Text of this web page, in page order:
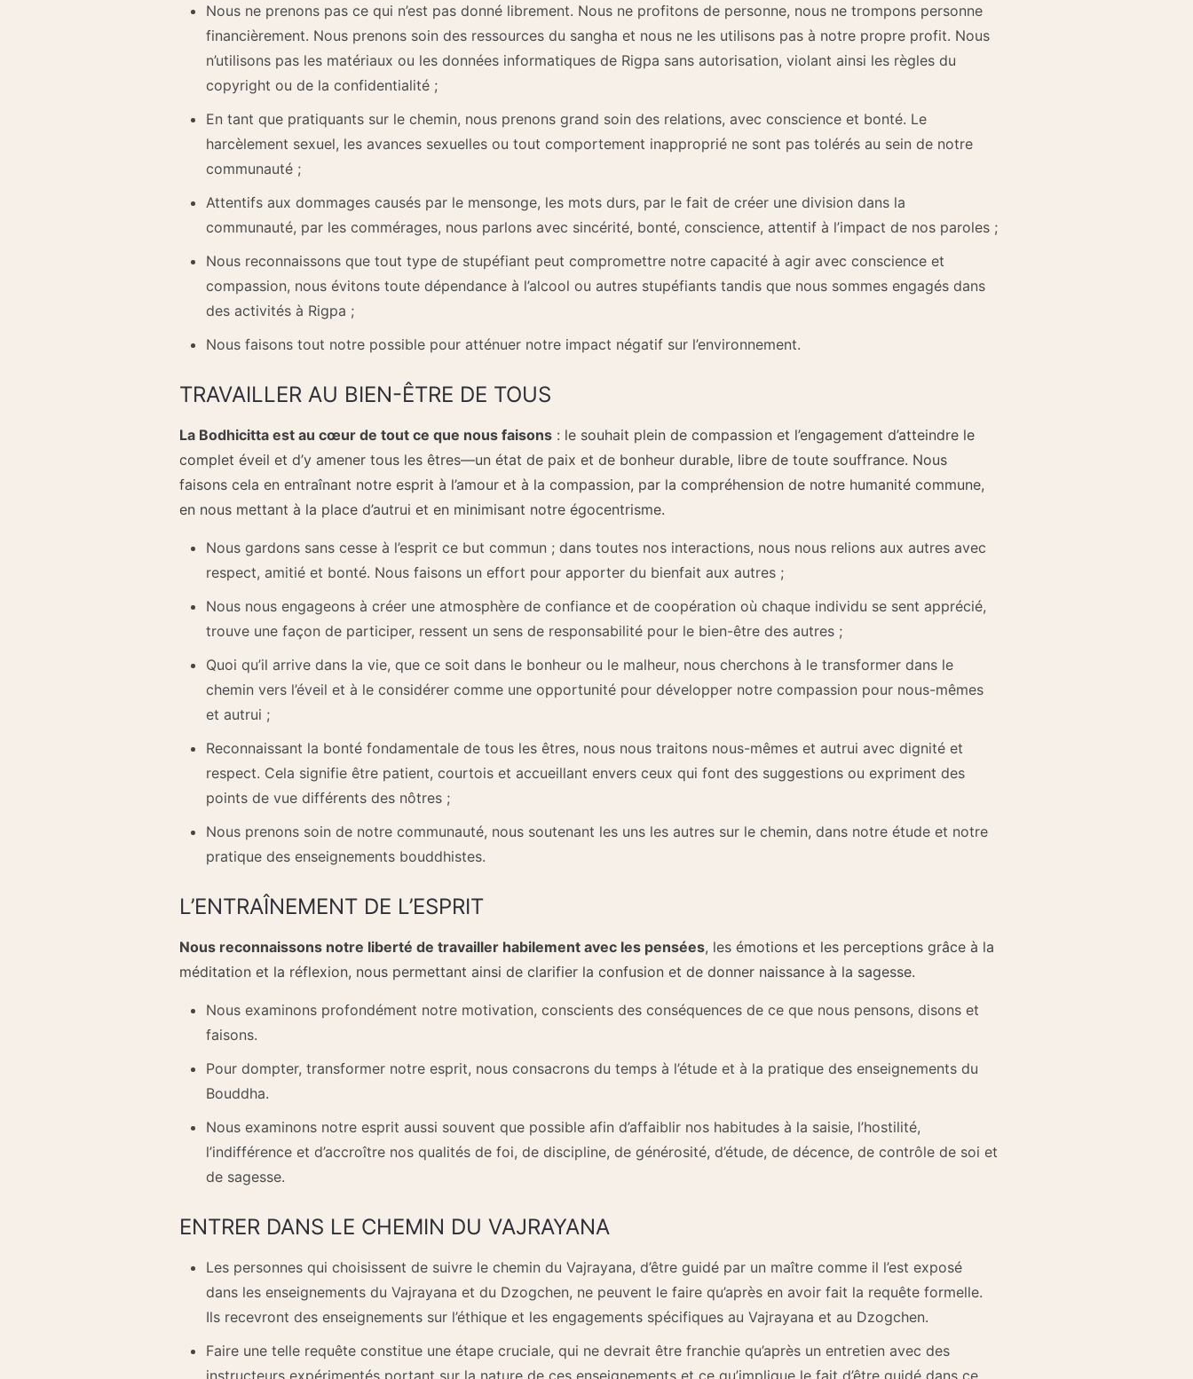
Nous ne prenons pas ce qui n’est pas donné librement. Nous ne profitons de personne, nous ne trompons personne
financièrement. Nous prenons soin des ressources du sangha et nous ne les utilisons pas à notre propre profit. Nous
n’utilisons pas les matériaux ou les données informatiques de Rigpa sans autorisation, violant ainsi les règles du
copyright ou de la confidentialité ;
En tant que pratiquants sur le chemin, nous prenons grand soin des relations, avec conscience et bonté. Le
harcèlement sexuel, les avances sexuelles ou tout comportement inapproprié ne sont pas tolérés au sein de notre
communauté ;
Attentifs aux dommages causés par le mensonge, les mots durs, par le fait de créer une division dans la
communauté, par les commérages, nous parlons avec sincérité, bonté, conscience, attentif à l’impact de nos paroles ;
Nous reconnaissons que tout type de stupéfiant peut compromettre notre capacité à agir avec conscience et
compassion, nous évitons toute dépendance à l’alcool ou autres stupéfiants tandis que nous sommes engagés dans
des activités à Rigpa ;
Nous faisons tout notre possible pour atténuer notre impact négatif sur l’environnement.
TRAVAILLER AU BIEN-ÊTRE DE TOUS
La Bodhicitta est au cœur de tout ce que nous faisons: le souhait plein de compassion et l’engagement d’atteindre le
complet éveil et d’y amener tous les êtres—un état de paix et de bonheur durable, libre de toute souffrance. Nous
faisons cela en entraînant notre esprit à l’amour et à la compassion, par la compréhension de notre humanité commune,
en nous mettant à la place d’autrui et en minimisant notre égocentrisme.
Nous gardons sans cesse à l’esprit ce but commun ; dans toutes nos interactions, nous nous relions aux autres avec
respect, amitié et bonté. Nous faisons un effort pour apporter du bienfait aux autres ;
Nous nous engageons à créer une atmosphère de confiance et de coopération où chaque individu se sent apprécié,
trouve une façon de participer, ressent un sens de responsabilité pour le bien-être des autres ;
Quoi qu’il arrive dans la vie, que ce soit dans le bonheur ou le malheur, nous cherchons à le transformer dans le
chemin vers l’éveil et à le considérer comme une opportunité pour développer notre compassion pour nous-mêmes
et autrui ;
Reconnaissant la bonté fondamentale de tous les êtres, nous nous traitons nous-mêmes et autrui avec dignité et
respect. Cela signifie être patient, courtois et accueillant envers ceux qui font des suggestions ou expriment des
points de vue différents des nôtres ;
Nous prenons soin de notre communauté, nous soutenant les uns les autres sur le chemin, dans notre étude et notre
pratique des enseignements bouddhistes.
L’ENTRAÎNEMENT DE L’ESPRIT
Nous reconnaissons notre liberté de travailler habilement avec les pensées, les émotions et les perceptions grâce à la
méditation et la réflexion, nous permettant ainsi de clarifier la confusion et de donner naissance à la sagesse.
Nous examinons profondément notre motivation, conscients des conséquences de ce que nous pensons, disons et
faisons.
Pour dompter, transformer notre esprit, nous consacrons du temps à l’étude et à la pratique des enseignements du
Bouddha.
Nous examinons notre esprit aussi souvent que possible afin d’affaiblir nos habitudes à la saisie, l’hostilité,
l’indifférence et d’accroître nos qualités de foi, de discipline, de générosité, d’étude, de décence, de contrôle de soi et
de sagesse.
ENTRER DANS LE CHEMIN DU VAJRAYANA
Les personnes qui choisissent de suivre le chemin du Vajrayana, d’être guidé par un maître comme il l’est exposé
dans les enseignements du Vajrayana et du Dzogchen, ne peuvent le faire qu’après en avoir fait la requête formelle.
Ils recevront des enseignements sur l’éthique et les engagements spécifiques au Vajrayana et au Dzogchen.
Faire une telle requête constitue une étape cruciale, qui ne devrait être franchie qu’après un entretien avec des
instructeurs expérimentés portant sur la nature de ces enseignements et ce qu’implique le fait d’être guidé dans ce